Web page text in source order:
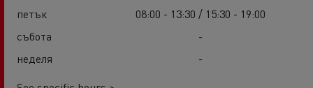
петък
08:00 - 13:30 / 15:30 - 19:00
събота
-
неделя
-